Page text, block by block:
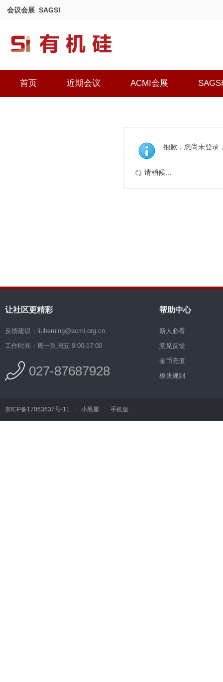
会议会展 SAGSI
首页 近期会议 ACMI会展 SAGSI
抱歉，您尚未登录
请稍候...
让社区更精彩
反馈建议：liuheming@acmi.org.cn
工作时间：周一到周五 9:00-17:00
027-87687928
帮助中心
新人必看
意见反馈
金币充值
板块规则
京ICP备17063637号-11 小黑屋 手机版